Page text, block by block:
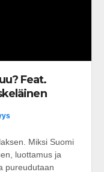
Feat.
Miksi Suomi
luottamus ja
pureudutaan